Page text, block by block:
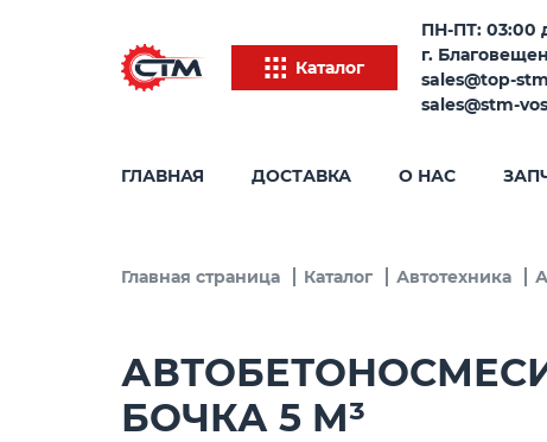
Каталог
ПН-ПТ: 03:00
г.
sales@top-
sales@stm-
ГЛАВНАЯ ДОСТАВКА О НАС
Главная страница Каталог Автотехника
БОЧКА 5 M³